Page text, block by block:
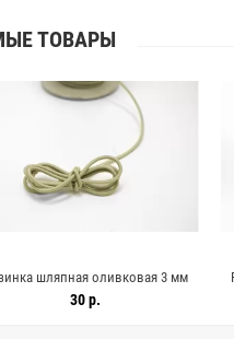
ТОВАРЫ
оливковая 3 мм
Резинка